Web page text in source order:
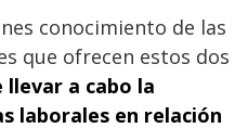
conocimiento de las
que ofrecen estos dos
a cabo la
laborales en relación